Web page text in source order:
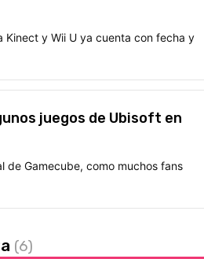
Kinect y Wii U ya cuenta con fecha y
juegos de Ubisoft en
de Gamecube, como muchos fans
(6)